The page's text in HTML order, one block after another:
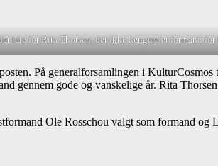
tale for Rita Thorsen, der ikke længere er formand
På generalforsamlingen i
gennem gode og vanskelige år. Rita
Ole Rosschou valgt som formand